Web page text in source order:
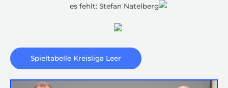
es fehlt: Stefan Natelberg
Spieltabelle Kreisliga Leer